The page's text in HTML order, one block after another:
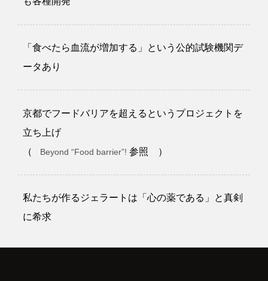
「食べたら血流が増加する」という公的試験機関デ
ータあり
京都でフードバリアを超えるというプロジェクトを
立ち上げ
（
Beyond “Food barrier”!参照 ）
私たちが作るジェラートは「心の薬である」と真剣
に希求